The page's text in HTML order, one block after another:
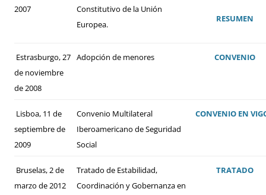
2007
Constitutivo de la Unión
Europea.
RESUMEN
Estrasburgo, 27
de noviembre
de 2008
Adopción de menores CONVENIO
Lisboa, 11 de
septiembre de
2009
Convenio Multilateral
Iberoamericano de Seguridad
Social
CONVENIO EN
Bruselas, 2 de
marzo de 2012
Tratado de Estabilidad,
Coordinación y Gobernanza en
TRATADO